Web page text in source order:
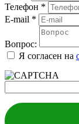
Телефон *
E-mail *
Вопрос:
Я согласен на